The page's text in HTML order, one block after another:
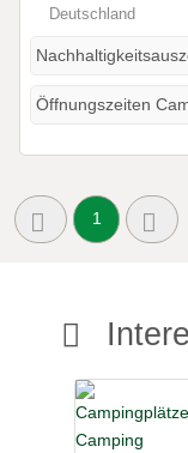
Deutschland
Öffnungszeiten
1